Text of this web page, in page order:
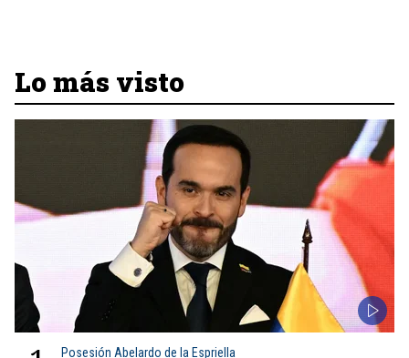
Lo más visto
Posesión Abelardo de la Espriella